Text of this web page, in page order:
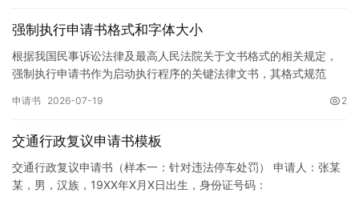
强制执行申请书格式和字体大小
根据我国民事诉讼法律及最高人民法院关于文书格式的相关规定，
强制执行申请书作为启动执行程序的关键法律文书，其格式规范
纸张与…
申请书 2026-07-19 2
交通行政复议申请书模板
交通行政复议申请书（样本一：针对违法停车处罚） 申请人：张某
某，男，汉族，19XX年X月X日出生，身份证号码：